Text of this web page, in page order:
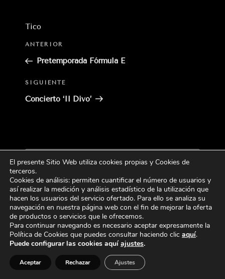
Tico
Entrada
anterior:
ANTERIOR
Pretemporada Fórmula E
Siguiente
entrada
SIGUIENTE
Concierto ‘Il Divo’
por:
CATEGORÍAS
El presente Sitio Web utiliza cookies propias y Cookies de
terceros.
Cookies de análisis: permiten cuantificar el número de usuarios y
así realizar la medición y análisis estadístico de la utilización que
hacen los usuarios del servicio ofertado. Para ello se analiza su
navegación en nuestra página web con el fin de mejorar la oferta
de productos o servicios que le ofrecemos.
Para continuar navegando es necesario aceptar expresamente la
Política de Cookies que puedes consultar haciendo clic aquí.
Puede configurar las cookies aquíajustes.
Aceptar Rechazar Ajustes